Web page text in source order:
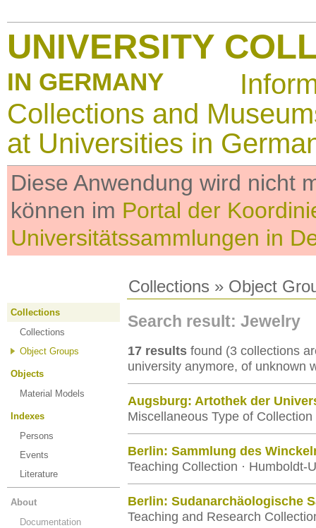
UNIVERSITY
IN GERMANY
Collections and
at Universities in
Diese Anwendung wird nicht
können im Portal der
Universitätssammlungen in
Collections » Object
Collections
Collections
Object Groups
Objects
Material Models
Indexes
Persons
Events
Literature
About
Documentation
Search result: Jewelry
17 results found (3 collections
university anymore, of unknown
Augsburg: Artothek der
Miscellaneous Type of
Berlin: Sammlung des
Teaching Collection · Humboldt-
Berlin: Sudanarchäologische
Teaching and Research